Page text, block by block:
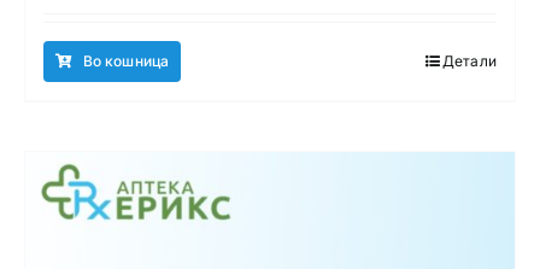
Во кошница Детали